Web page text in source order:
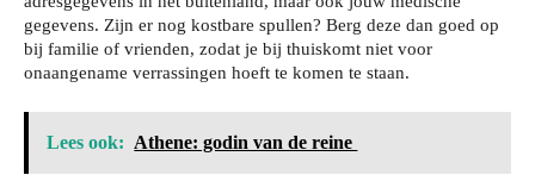
gegevens. Zijn er nog kostbare spullen? Berg deze dan goed op
bij familie of vrienden, zodat je bij thuiskomt niet voor
onaangename verrassingen hoeft te komen te staan.
Lees ook: Athene: godin van de reine